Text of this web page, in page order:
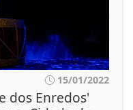
15/01/2022
dos Enredos'